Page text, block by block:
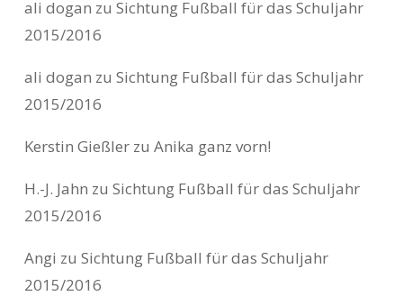
ali dogan zu Sichtung Fußball für das Schuljahr
2015/2016
ali dogan zu Sichtung Fußball für das Schuljahr
2015/2016
Kerstin Gießlerzu Anika ganz vorn!
H.-J. Jahn zu Sichtung Fußball für das Schuljahr
2015/2016
Angi zu Sichtung Fußball für das Schuljahr
2015/2016